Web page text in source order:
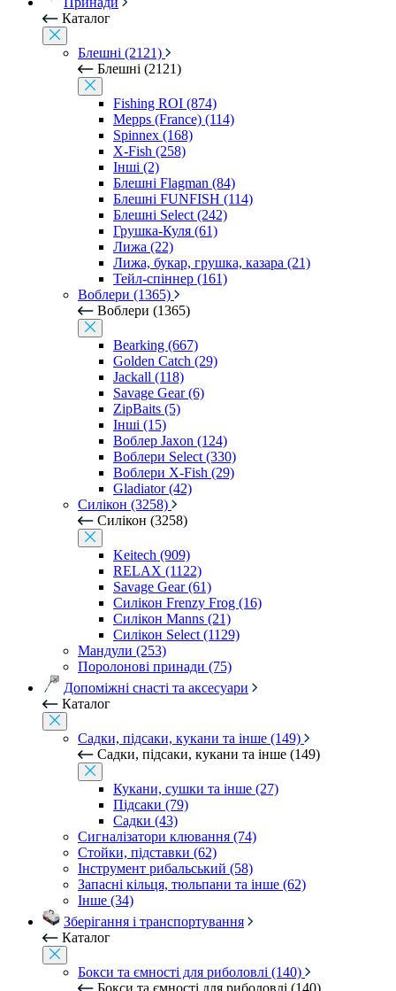
Каталог
Блешні (2121)
Блешні (2121)
Fishing ROI (874)
Mepps (France) (114)
Spinnex (168)
X-Fish (258)
Інші (2)
Блешні Flagman (84)
Блешні FUNFISH (114)
Блешні Select (242)
Грушка-Куля (61)
Лижа (22)
Лижа, букар, грушка, казара (21)
Тейл-спіннер (161)
Воблери (1365)
Воблери (1365)
Bearking (667)
Golden Catch (29)
Jackall (118)
Savage Gear (6)
ZipBaits (5)
Інші (15)
Воблер Jaxon (124)
Воблери Select (330)
Воблери X-Fish (29)
Gladiator (42)
Силікон (3258)
Силікон (3258)
Keitech (909)
RELAX (1122)
Savage Gear (61)
Силікон Frenzy Frog (16)
Силікон Manns (21)
Силікон Select (1129)
Мандули (253)
Поролонові принади (75)
Допоміжні снасті та аксесуари
Каталог
Садки, підсаки, кукани та інше (149)
Садки, підсаки, кукани та інше (149)
Кукани, сушки та інше (27)
Підсаки (79)
Садки (43)
Сигналізатори клювання (74)
Стойки, підставки (62)
Інструмент рибальський (58)
Запасні кільця, тюльпани та інше (62)
Інше (34)
Зберігання і транспортування
Каталог
Бокси та ємності для риболовлі (140)
Бокси та ємності для риболовлі (140)